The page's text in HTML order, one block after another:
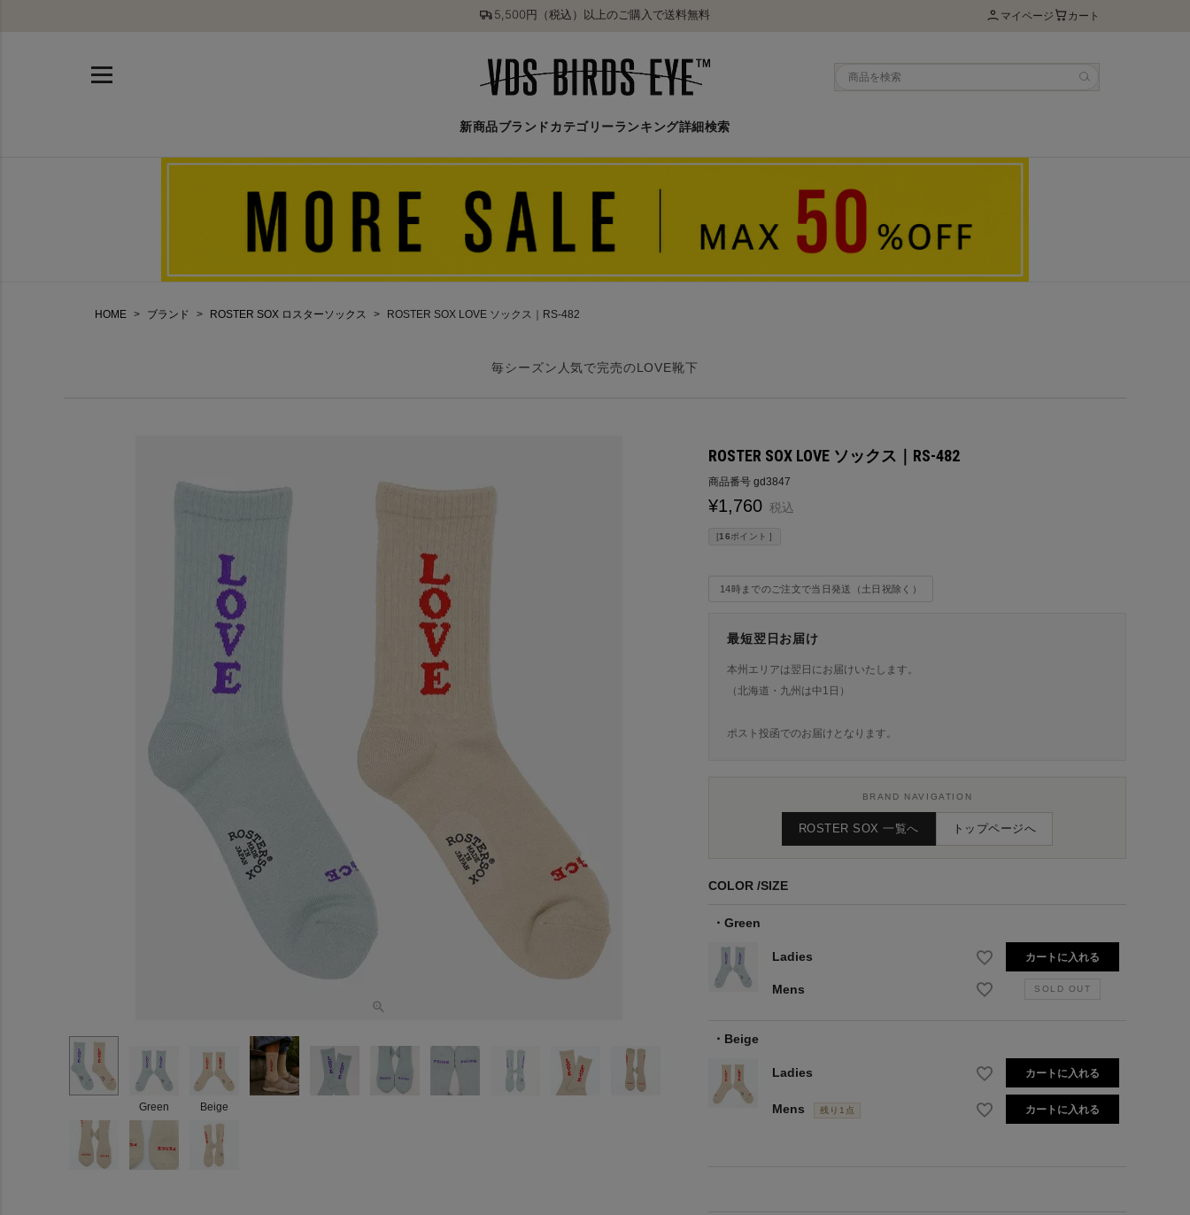
5,500円（税込）以上のご購入で送料無料 マイページ カート
新商品ブランド カテゴリーランキング詳細検索
HOME ブランド ROSTER SOX ロスターソックス ROSTER SOX LOVE ソックス｜RS-482
毎シーズン人気で完売のLOVE靴下
Green Beige
ROSTER SOX LOVE ソックス｜RS-482
商品番号 gd3847
¥1,760 税込
[16ポイント ]
14時までのご注文で当日発送（土日祝除く）
最短翌日お届け
本州エリアは翌日にお届けいたします。
（北海道・九州は中1日）
ポスト投函でのお届けとなります。
BRAND NAVIGATION
ROSTER SOX 一覧へ トップページへ
COLOR SIZE
Green
Ladies カートに入れる
Mens
Beige
Ladies カートに入れる
Mens 残り1点 カートに入れる